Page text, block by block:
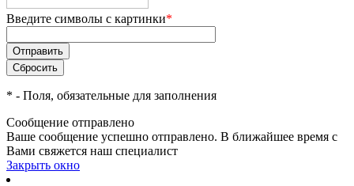
Введите символы с картинки*
* - Поля, обязательные для заполнения
Сообщение отправлено
Ваше сообщение успешно отправлено. В ближайшее время с
Вами свяжется наш специалист
Закрыть окно